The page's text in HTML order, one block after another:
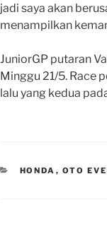
jadi saya akan
menampilkan
JuniorGP putaran
Minggu 21/5. Race
lalu yang kedua
CATEGORIES
HONDA , OTO